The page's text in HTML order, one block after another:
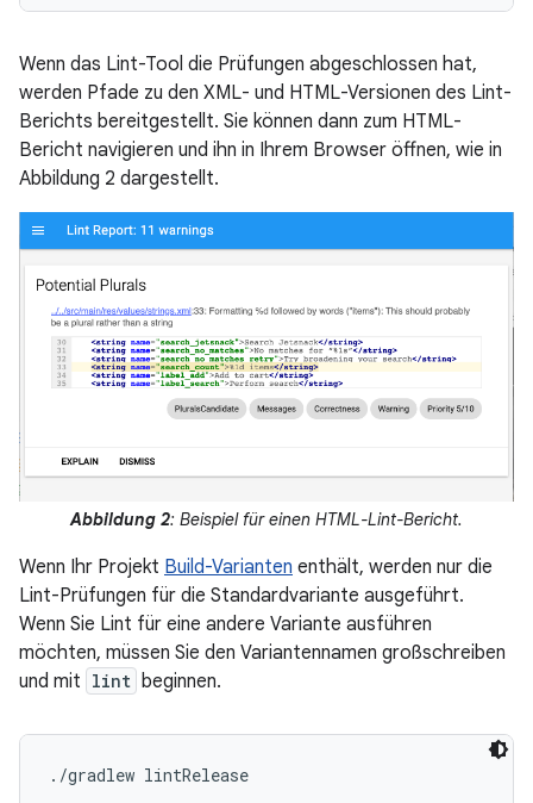
Wenn das Lint-Tool die Prüfungen abgeschlossen hat,
werden Pfade zu den XML- und HTML-Versionen des Lint-
Berichts bereitgestellt. Sie können dann zum HTML-
Bericht navigieren und ihn in Ihrem Browser öffnen, wie in
Abbildung 2 dargestellt.
Abbildung 2: Beispiel für einen HTML-Lint-Bericht.
Wenn Ihr Projekt Build-Varianten enthält, werden nur die
Lint-Prüfungen für die Standardvariante ausgeführt.
Wenn Sie Lint für eine andere Variante ausführen
möchten, müssen Sie den Variantennamen großschreiben
und mit lint beginnen.